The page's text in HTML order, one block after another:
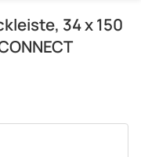
34 x 150